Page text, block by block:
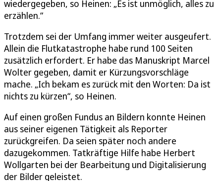
wiedergegeben, so Heinen: „Es ist unmöglich, alles zu
erzählen.“
Trotzdem sei der Umfang immer weiter ausgeufert.
Allein die Flutkatastrophe habe rund 100 Seiten
zusätzlich erfordert. Er habe das Manuskript Marcel
Wolter gegeben, damit er Kürzungsvorschläge
mache. „Ich bekam es zurück mit den Worten: Da ist
nichts zu kürzen“, so Heinen.
Auf einen großen Fundus an Bildern konnte Heinen
aus seiner eigenen Tätigkeit als Reporter
zurückgreifen. Da seien später noch andere
dazugekommen. Tatkräftige Hilfe habe Herbert
Wollgarten bei der Bearbeitung und Digitalisierung
der Bilder geleistet.